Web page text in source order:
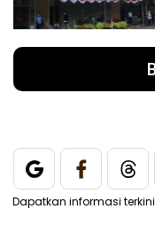
Dapatkan informasi